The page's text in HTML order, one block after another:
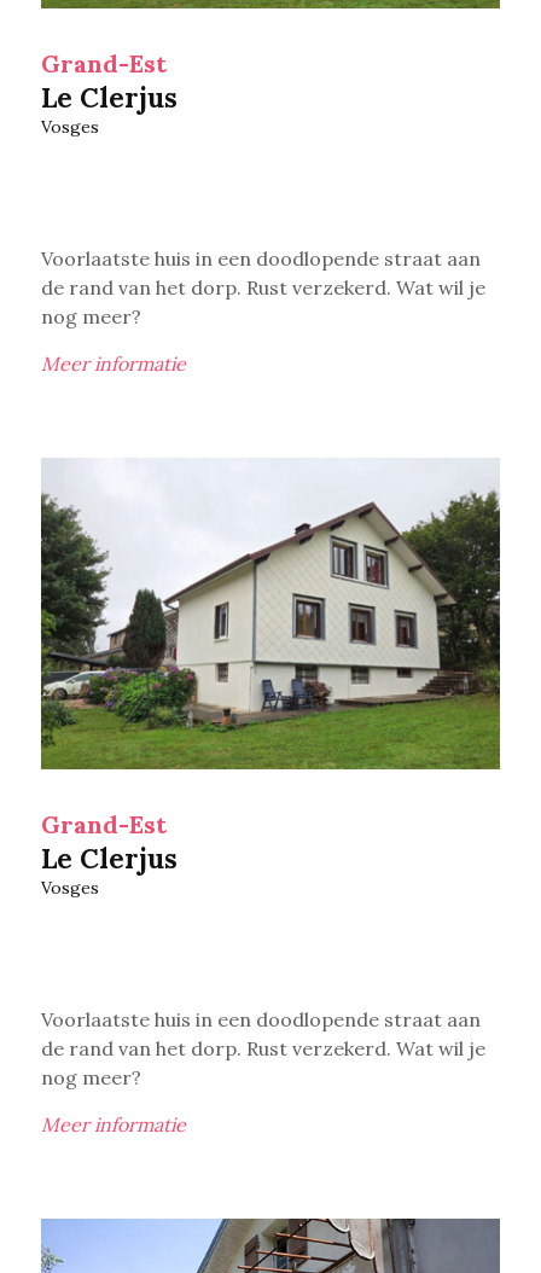
Grand-Est
Le Clerjus
Vosges
Voorlaatste huis in een doodlopende straat aan
de rand van het dorp. Rust verzekerd. Wat wil je
nog meer?
Meer informatie
Grand-Est
Le Clerjus
Vosges
Voorlaatste huis in een doodlopende straat aan
de rand van het dorp. Rust verzekerd. Wat wil je
nog meer?
Meer informatie